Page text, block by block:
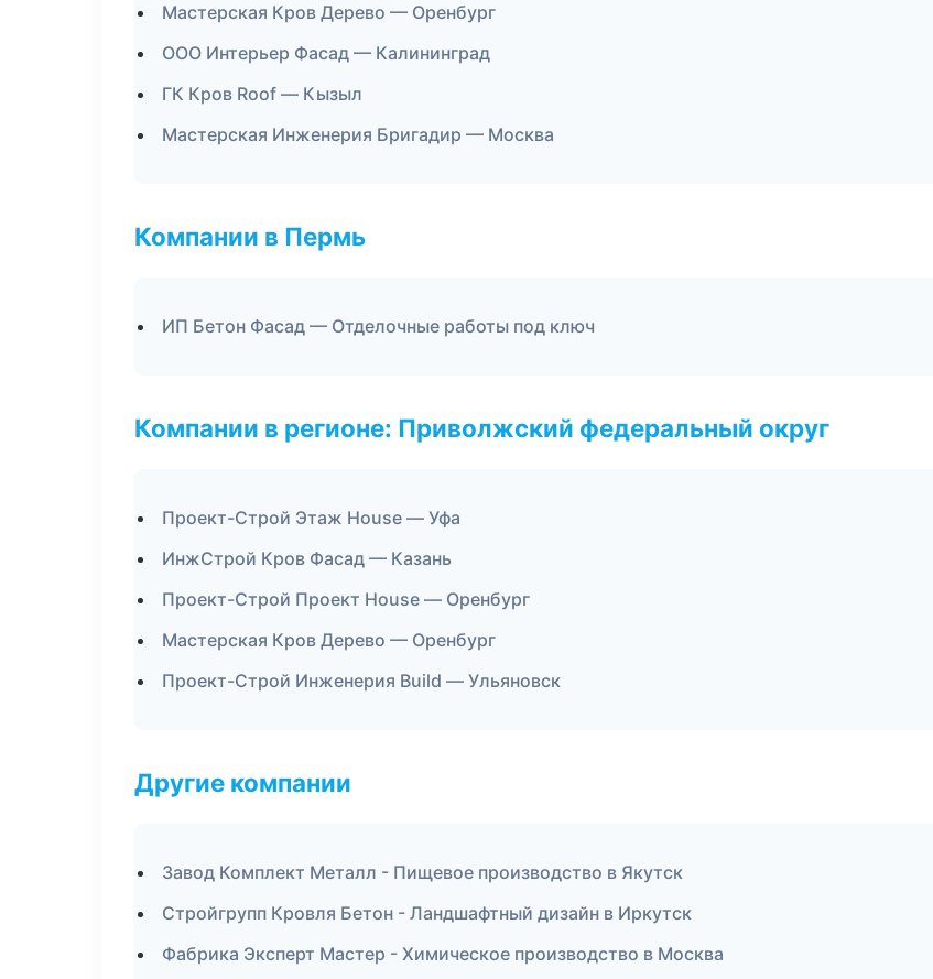
Мастерская Кров Дерево — Оренбург
ООО Интерьер Фасад — Калининград
ГК Кров Roof — Кызыл
Мастерская Инженерия Бригадир — Москва
Компании в Пермь
ИП Бетон Фасад — Отделочные работы под ключ
Компании в регионе: Приволжский федеральный округ
Проект-Строй Этаж House — Уфа
ИнжСтрой Кров Фасад — Казань
Проект-Строй Проект House — Оренбург
Мастерская Кров Дерево — Оренбург
Проект-Строй Инженерия Build — Ульяновск
Другие компании
Завод Комплект Металл - Пищевое производство в Якутск
Стройгрупп Кровля Бетон - Ландшафтный дизайн в Иркутск
Фабрика Эксперт Мастер - Химическое производство в Москва